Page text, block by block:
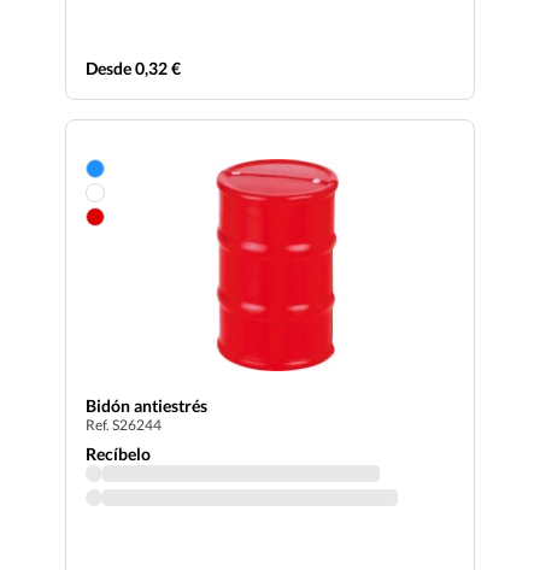
Desde 0,32 €
Bidón antiestrés
Ref. S26244
Recíbelo